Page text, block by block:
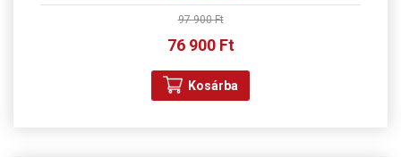
97 900 Ft
76 900 Ft
Kosárba